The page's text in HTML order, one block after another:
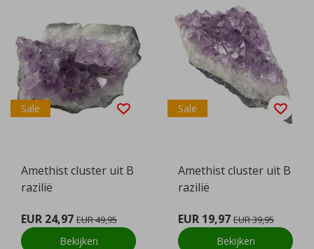
Sale
Amethist cluster uit B
razilië
EUR 24,97 EUR 49,95
Bekijken
Sale
Amethist cluster uit B
razilië
EUR 19,97 EUR 39,95
Bekijken